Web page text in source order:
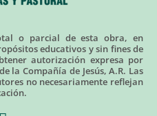
o parcial de esta obra, en
educativos y sin fines de
autorización expresa por
la Compañía de Jesús, A.R. Las
no necesariamente reflejan